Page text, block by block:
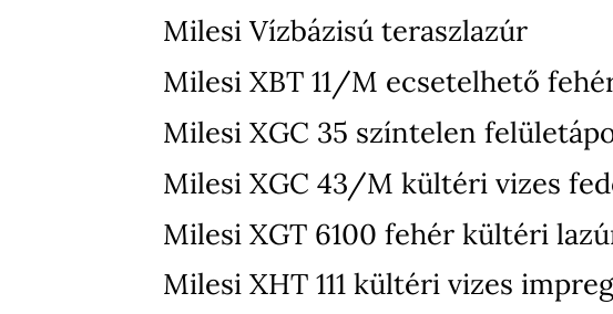
Milesi Vízbázisú teraszlazúr
Milesi XBT 11/M ecsetelhető
Milesi XGC 35 színtelen
Milesi XGC 43/M kültéri vizes
Milesi XGT 6100 fehér kültéri
Milesi XHT 111 kültéri vizes